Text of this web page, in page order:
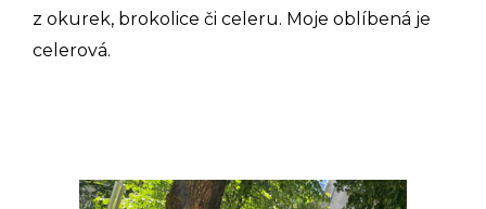
z okurek, brokolice či celeru. Moje oblíbená je
celerová.